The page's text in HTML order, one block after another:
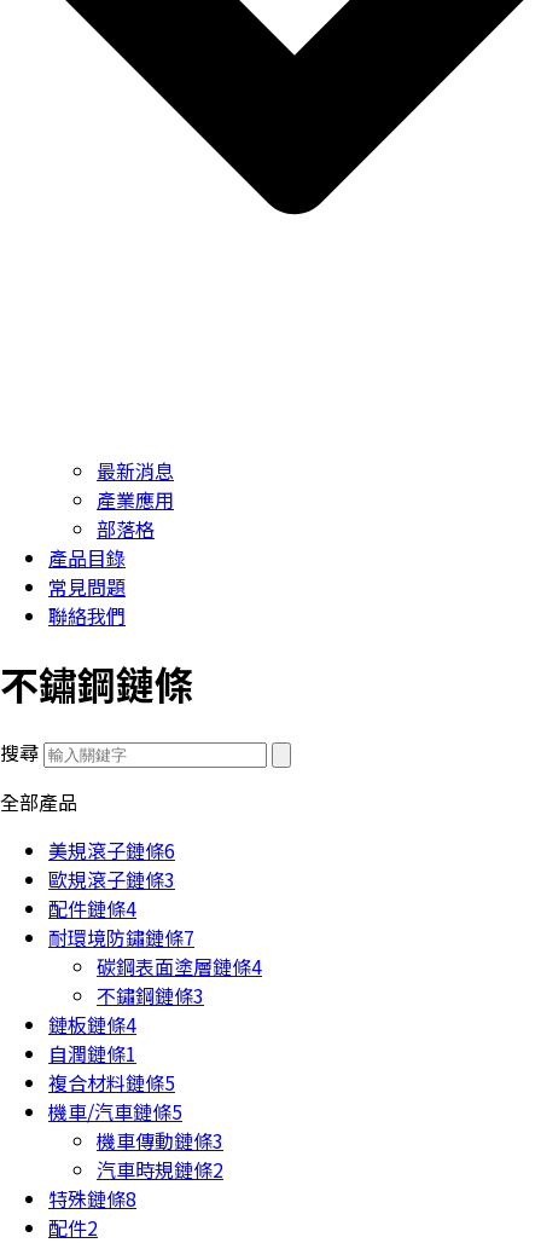
最新消息
產業應用
部落格
產品目錄
常見問題
聯絡我們
不鏽鋼鏈條
搜尋
全部產品
美規滾子鏈條6
歐規滾子鏈條3
配件鏈條4
耐環境防鏽鏈條7
碳鋼表面塗層鏈條4
不鏽鋼鏈條3
鏈板鏈條4
自潤鏈條1
複合材料鏈條5
機車/汽車鏈條5
機車傳動鏈條3
汽車時規鏈條2
特殊鏈條8
配件2